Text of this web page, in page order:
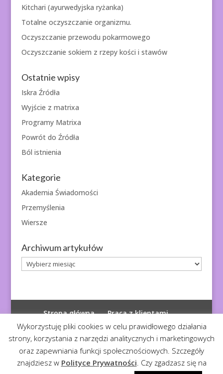
Kitchari (ayurwedyjska ryżanka)
Totalne oczyszczanie organizmu.
Oczyszczanie przewodu pokarmowego
Oczyszczanie sokiem z rzepy kości i stawów
Ostatnie wpisy
Iskra Źródła
Wyjście z matrixa
Programy Matrixa
Powrót do Źródła
Ból istnienia
Kategorie
Akademia Świadomości
Przemyślenia
Wiersze
Archiwum artykułów
Archiwum
artykułów
Strona główna
Praca z klientami
Polityka prywatności
© 2026 Diagnoza Duszy| Kopiowanie zabronione
Wykorzystuję pliki cookies w celu prawidłowego działania
strony, korzystania z narzędzi analitycznych i marketingowych
oraz zapewniania funkcji społecznościowych. Szczegóły
znajdziesz w Polityce Prywatności. Czy zgadzasz się na